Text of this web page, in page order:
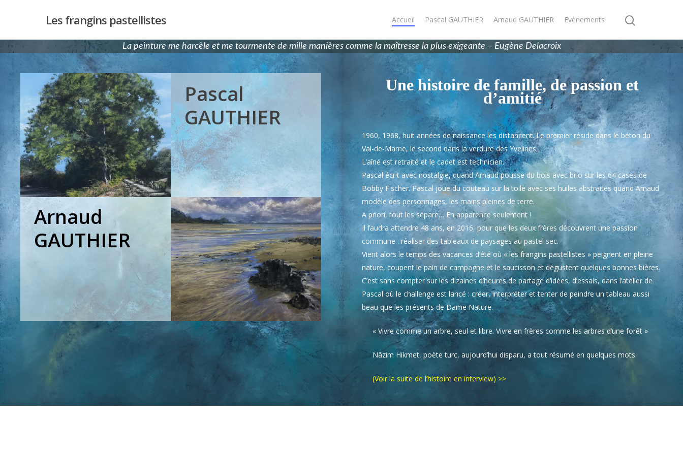
Hit enter to search or ESC to close
Les frangins pastellistes Accueil Pascal GAUTHIER Arnaud GAUTHIER Evènements
La peinture me harcèle et me tourmente de mille manières comme la maîtresse la plus exigeante – Eugène Delacroix
Pascal
GAUTHIER
Arnaud
GAUTHIER
Une histoire de famille, de passion et
d’amitié
1960, 1968, huit années de naissance les distancent. Le premier réside dans le béton du
Val-de-Marne, le second dans la verdure des Yvelines.
L’aîné est retraité et le cadet est technicien.
Pascal écrit avec nostalgie, quand Arnaud pousse du bois avec brio sur les 64 cases de
Bobby Fischer. Pascal joue du couteau sur la toile avec ses huiles abstraites quand Arnaud
modèle des personnages, les mains pleines de terre.
A priori, tout les sépare… En apparence seulement !
Il faudra attendre 48 ans, en 2016, pour que les deux frères découvrent une passion
commune : réaliser des tableaux de paysages au pastel sec.
Vient alors le temps des vacances d’été où « les frangins pastellistes » peignent en pleine
nature, coupent le pain de campagne et le saucisson et dégustent quelques bonnes bières.
C’est sans compter sur les dizaines d’heures de partage d’idées, d’essais, dans l’atelier de
Pascal où le challenge est lancé : créer, interpréter et tenter de peindre un tableau aussi
beau que les présents de Dame Nature.
« Vivre comme un arbre, seul et libre. Vivre en frères comme les arbres d’une forêt »
Nâzim Hikmet, poète turc, aujourd’hui disparu, a tout résumé en quelques mots.
(Voir la suite de l’histoire en interview) >>